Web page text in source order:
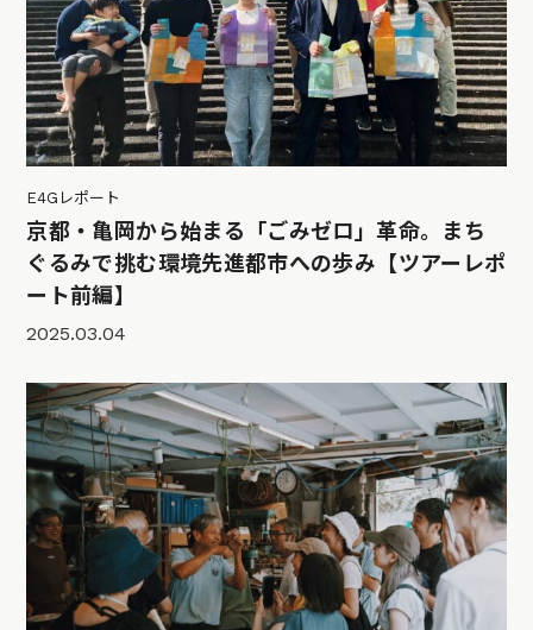
E4Gレポート
京都・亀岡から始まる「ごみゼロ」革命。まち
ぐるみで挑む環境先進都市への歩み【ツアーレポ
ート前編】
2025.03.04